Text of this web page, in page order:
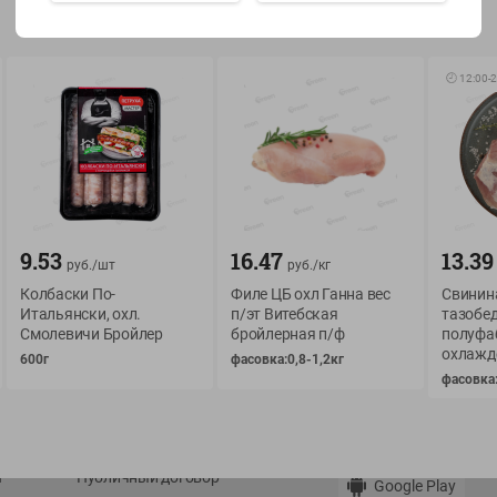
О сервисе
Возврат товара
Оформление заказа
Публичный договор
История покупок
Обратная связь
Приложение Green c
Google Play
9.53 руб./шт
Колбаски По-
Итальянски, охл.
Смолевичи Бройлер
600г
16.47 руб./кг
Филе ЦБ охл Ганна вес
п/эт Витебская
бройлерная п/ф
фасовка:0,8-1,2кг
🕘 12:00-
13.39